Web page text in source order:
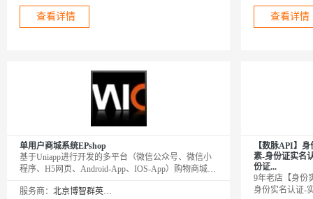
查看详情
小时稳定输出
查看详情
单用户商城系统EPshop
基于Uniapp进行开发的多平台（微信公众号、微信小
程序、H5网页、Android-App、IOS-App）购物商城，
支付（微信，支付宝）、多规格商品、运费模板、多
服务商： 北京博智群英企业策划有限公司
【数脉API】
素-身份证实名
份证...
9年老店【身份
身份实名认证-